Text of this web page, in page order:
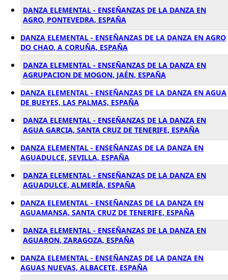
DANZA ELEMENTAL - ENSEÑANZAS DE LA DANZA EN
AGRO, PONTEVEDRA, ESPAÑA
DANZA ELEMENTAL - ENSEÑANZAS DE LA DANZA EN AGRO
DO CHAO, A CORUÑA, ESPAÑA
DANZA ELEMENTAL - ENSEÑANZAS DE LA DANZA EN
AGRUPACION DE MOGON, JAÉN, ESPAÑA
DANZA ELEMENTAL - ENSEÑANZAS DE LA DANZA EN AGUA
DE BUEYES, LAS PALMAS, ESPAÑA
DANZA ELEMENTAL - ENSEÑANZAS DE LA DANZA EN
AGUA GARCIA, SANTA CRUZ DE TENERIFE, ESPAÑA
DANZA ELEMENTAL - ENSEÑANZAS DE LA DANZA EN
AGUADULCE, SEVILLA, ESPAÑA
DANZA ELEMENTAL - ENSEÑANZAS DE LA DANZA EN
AGUADULCE, ALMERÍA, ESPAÑA
DANZA ELEMENTAL - ENSEÑANZAS DE LA DANZA EN
AGUAMANSA, SANTA CRUZ DE TENERIFE, ESPAÑA
DANZA ELEMENTAL - ENSEÑANZAS DE LA DANZA EN
AGUARON, ZARAGOZA, ESPAÑA
DANZA ELEMENTAL - ENSEÑANZAS DE LA DANZA EN
AGUAS NUEVAS, ALBACETE, ESPAÑA